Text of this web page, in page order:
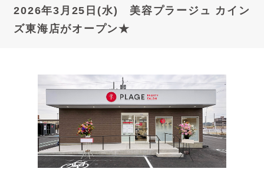
2026年3月25日(水) 美容プラージュ カイン
ズ東海店がオープン★